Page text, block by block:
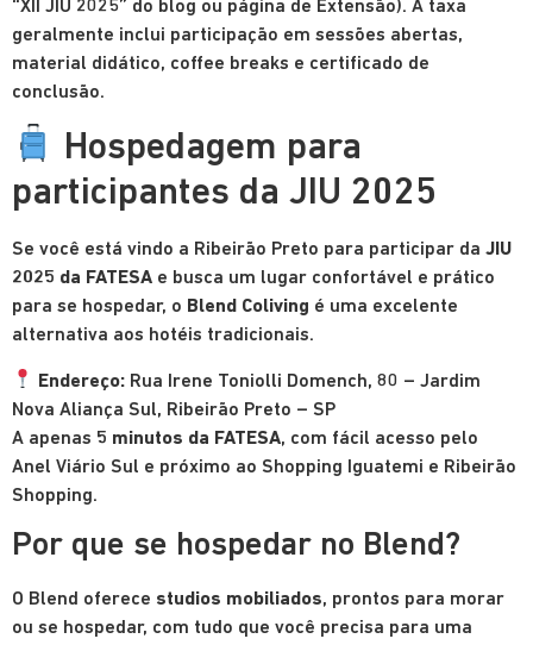
“XII JIU 2025” do blog ou página de Extensão). A taxa
geralmente inclui participação em sessões abertas,
material didático, coffee breaks e certificado de
conclusão.
Hospedagem para
participantes da JIU 2025
Se você está vindo a Ribeirão Preto para participar da JIU
2025 da FATESA e busca um lugar confortável e prático
para se hospedar, o Blend Coliving é uma excelente
alternativa aos hotéis tradicionais.
Endereço: Rua Irene Toniolli Domench, 80 – Jardim
Nova Aliança Sul, Ribeirão Preto – SP
A apenas 5 minutos da FATESA, com fácil acesso pelo
Anel Viário Sul e próximo ao Shopping Iguatemi e Ribeirão
Shopping.
Por que se hospedar no Blend?
O Blend oferece studios mobiliados, prontos para morar
ou se hospedar, com tudo que você precisa para uma